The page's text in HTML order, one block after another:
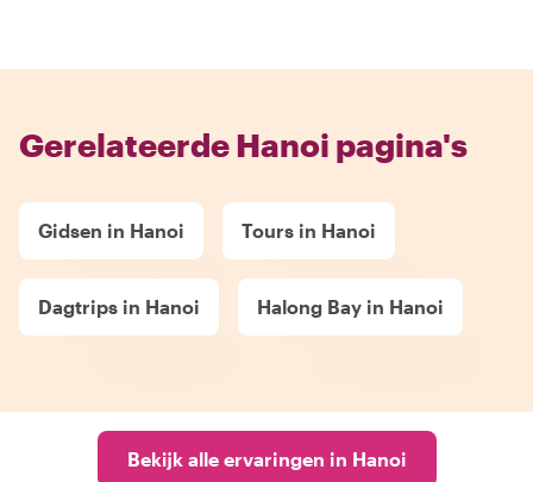
Gerelateerde Hanoi pagina's
Gidsen in Hanoi Tours in Hanoi
Dagtrips in Hanoi Halong Bay in Hanoi
Bekijk alle ervaringen in Hanoi